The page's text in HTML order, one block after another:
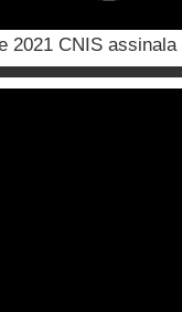
2021 CNIS assinala